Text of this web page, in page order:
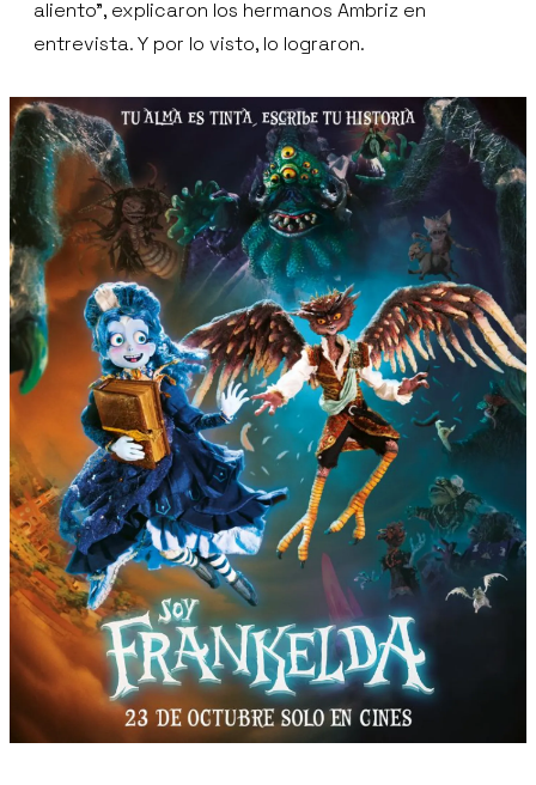
aliento”, explicaron los hermanos Ambriz en
entrevista. Y por lo visto, lo lograron.